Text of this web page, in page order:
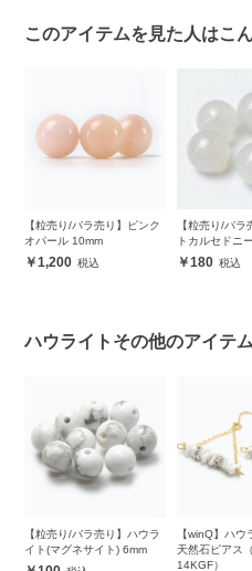
このアイテムを見た人はこ
【粒売り/バラ売り】ピンク
オパール 10mm
1,200
【粒売り/バラ
トカルセドニ
180
ハウライトその他のアイテム
【粒売り/バラ売り】ハウラ
イト(マグネサイト) 6mm
【winQ】ハウ
天然石ピアス
14KGF）